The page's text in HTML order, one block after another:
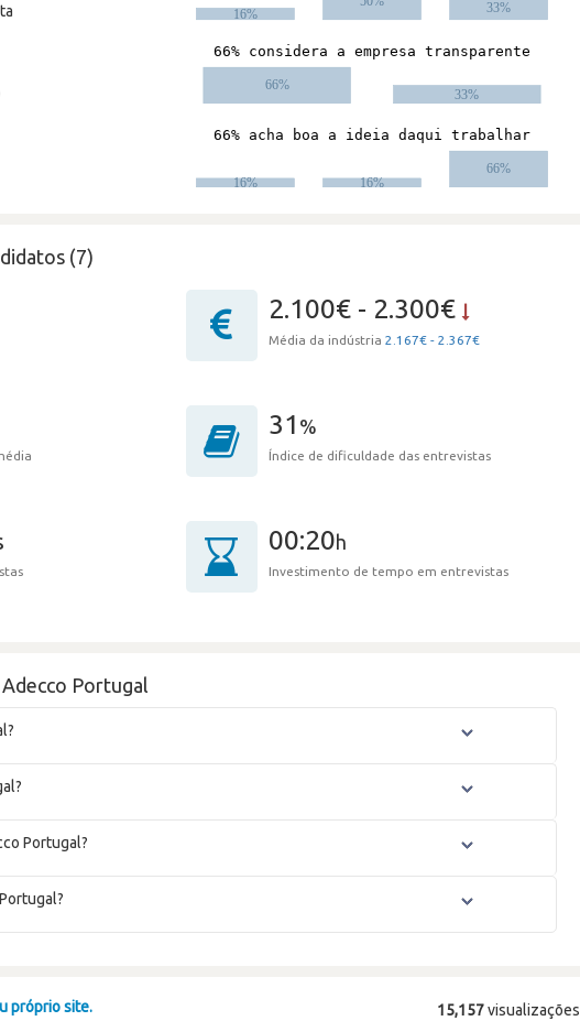
(7)
2.100€ - 2.300€
Média da indústria 2.167€ - 2.367€
31 %
Índice de dificuldade das entrevistas
00:20h
Investimento de tempo em entrevistas
Portugal
Portugal?
15,157visualizações
próprio site.